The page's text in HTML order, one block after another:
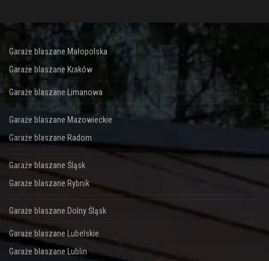
Garaże blaszane Małopolska
Garaże blaszane Kraków
Garaże blaszane Limanowa
Garaże blaszane Mazowieckie
Garaże blaszane Radom
Garaże blaszane Śląsk
Garaże blaszane Rybnik
Garaże blaszane Dolny Śląsk
Garaże blaszane Lubelskie
Garaże blaszane Lublin